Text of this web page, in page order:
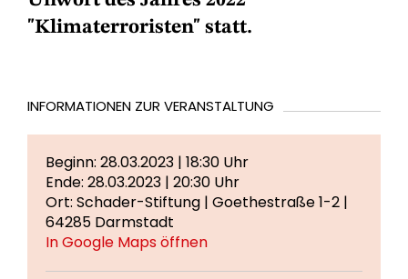
"Klimaterroristen" statt.
INFORMATIONEN ZUR VERANSTALTUNG
Beginn: 28.03.2023 | 18:30 Uhr
Ende: 28.03.2023 | 20:30 Uhr
Ort: Schader-Stiftung | Goethestraße 1-2 |
64285 Darmstadt
In Google Maps öffnen